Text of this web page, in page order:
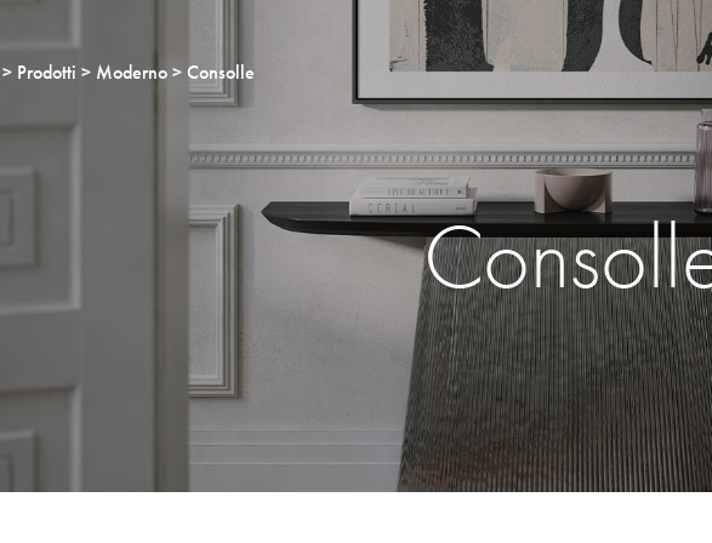
Prodotti Moderno Consolle